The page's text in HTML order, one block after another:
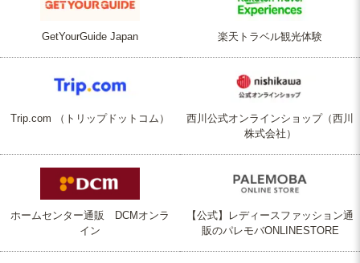
GetYourGuide Japan 楽天トラベル観光体験
Trip.com （トリップドットコム）
西川公式オンラインショップ（西川
株式会社）
ホームセンター通販 DCMオンラ
イン
【公式】レディースファッション通
販のパレモバONLINESTORE